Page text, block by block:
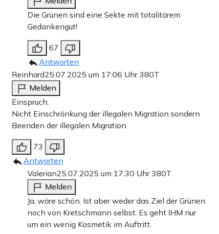
Die Grünen sind eine Sekte mit totalitärem
Gedankengut!
67
Antworten
Reinhard25.07.2025 um 17:06 Uhr380T
Melden
Einspruch:
Nicht Einschränkung der illegalen Migration sondern
Beenden der illegalen Migration.
73
Antworten
Valerian25.07.2025 um 17:30 Uhr380T
Melden
Ja, wäre schön. Ist aber weder das Ziel der Grünen
noch von Kretschmann selbst. Es geht IHM nur
um ein wenig Kosmetik im Auftritt.